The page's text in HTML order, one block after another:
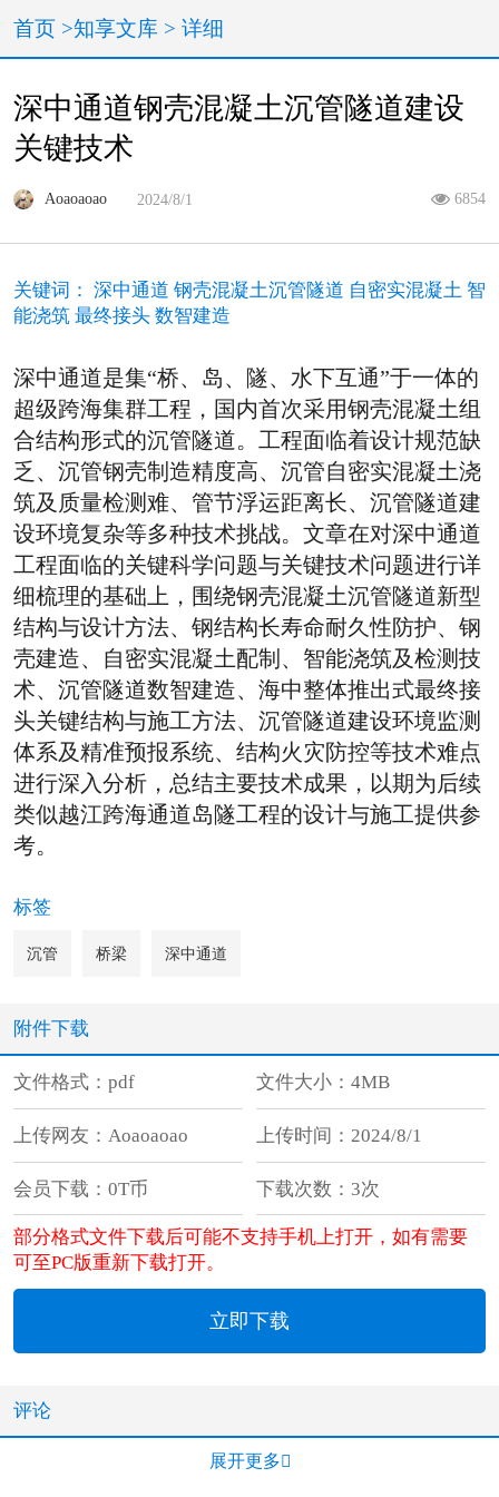
首页>知享文库 > 详细
深中通道钢壳混凝土沉管隧道建设
关键技术
Aoaoaoao 2024/8/1 6854
关键词： 深中通道 钢壳混凝土沉管隧道 自密实混凝土 智
能浇筑 最终接头 数智建造
深中通道是集“桥、岛、隧、水下互通”于一体的
超级跨海集群工程，国内首次采用钢壳混凝土组
合结构形式的沉管隧道。工程面临着设计规范缺
乏、沉管钢壳制造精度高、沉管自密实混凝土浇
筑及质量检测难、管节浮运距离长、沉管隧道建
设环境复杂等多种技术挑战。文章在对深中通道
工程面临的关键科学问题与关键技术问题进行详
细梳理的基础上，围绕钢壳混凝土沉管隧道新型
结构与设计方法、钢结构长寿命耐久性防护、钢
壳建造、自密实混凝土配制、智能浇筑及检测技
术、沉管隧道数智建造、海中整体推出式最终接
头关键结构与施工方法、沉管隧道建设环境监测
体系及精准预报系统、结构火灾防控等技术难点
进行深入分析，总结主要技术成果，以期为后续
类似越江跨海通道岛隧工程的设计与施工提供参
考。
标签
沉管 桥梁 深中通道
附件下载
文件格式：pdf 文件大小：4MB
上传网友：Aoaoaoao 上传时间：2024/8/1
会员下载：0T币 下载次数：3次
部分格式文件下载后可能不支持手机上打开，如有需要
可至PC版重新下载打开。
立即下载
评论
展开更多